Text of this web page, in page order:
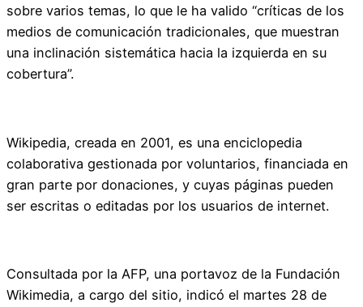
sobre varios temas, lo que le ha valido “críticas de los
medios de comunicación tradicionales, que muestran
una inclinación sistemática hacia la izquierda en su
cobertura”.
Wikipedia, creada en 2001, es una enciclopedia
colaborativa gestionada por voluntarios, financiada en
gran parte por donaciones, y cuyas páginas pueden
ser escritas o editadas por los usuarios de internet.
Consultada por la AFP, una portavoz de la Fundación
Wikimedia, a cargo del sitio, indicó el martes 28 de